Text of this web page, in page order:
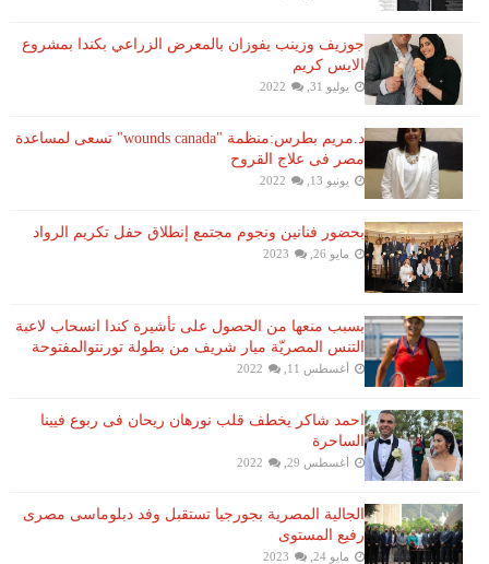
جوزيف وزينب يفوزان بالمعرض الزراعي بكندا بمشروع
الايس كريم
يوليو 31, 2022
د.مريم بطرس:منظمة "wounds canada" تسعى لمساعدة
مصر فى علاج القروح
يونيو 13, 2022
بحضور فنانين ونجوم مجتمع إنطلاق حفل تكريم الرواد
مايو 26, 2023
بسبب منعها من الحصول على تأشيرة كندا انسحاب لاعبة ​
التنس​ المصريّة ​ميار شريف​ من بطولة ​تورنتو​المفتوحة
أغسطس 11, 2022
احمد شاكر يخطف قلب نورهان ريحان فى ربوع فيينا
الساحرة
أغسطس 29, 2022
الجالية المصرية بجورجيا تستقبل وفد دبلوماسى مصرى
رفيع المستوى
مايو 24, 2023